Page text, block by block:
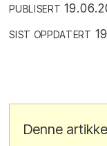
PUBLISERT
SIST OPPDATERT
Denne